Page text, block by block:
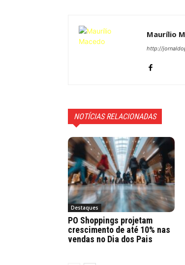
Maurílio
http://
NOTÍCIAS RELACIONADAS
Destaques
PO Shoppings projetam
crescimento de até 10% nas
vendas no Dia dos Pais